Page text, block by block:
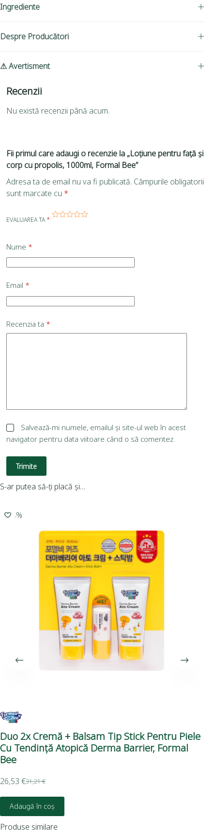
Ingrediente
Despre Producători
⚠ Avertisment
Recenzii
Nu există recenzii până acum.
Fii primul care adaugi o recenzie la „Loțiune pentru față și
corp cu propolis, 1000ml, Formal Bee”
Adresa ta de email nu va fi publicată. Câmpurile obligatorii
sunt marcate cu *
EVALUAREA TA*
Nume *
Email *
Recenzia ta *
Salvează-mi numele, emailul și site-ul web în acest
navigator pentru data viitoare când o să comentez.
Trimite
S-ar putea să-ți placă și…
-15%
Duo 2x Cremă + Balsam Tip Stick Pentru Piele
Cu Tendință Atopică Derma Barrier, Formal
Bee
31,21€
26,53 €
Adaugă în coș
Produse similare